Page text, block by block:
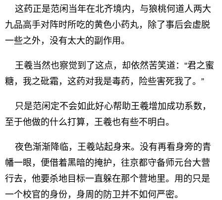
这药正是范闲当年在北齐境内，与狼桃何道人两大
九品高手对阵时所吃的黄色小药丸，除了事后会虚脱
一些之外，没有太大的副作用。
王羲当然也察觉到了这点，却依然苦笑道：“君之蜜
糖，我之砒霜，这药对我是毒药，险些害死我了。”
只是范闲定不会如此好心帮助王羲增加成功系数，
至于他做的什么打算，王羲也有些不明白。
夜色渐渐降临，王羲站起身来。没有再看身旁的青
幡一眼，便借着黑暗的掩护，往京都守备师元台大营
行去，他要杀地目标一直躲在那个营地里。用的只是
一个校官的身份，身周的防卫并不如何严密。